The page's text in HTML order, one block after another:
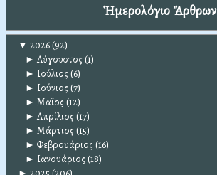
Ἡμερολόγιο Ἄρθρων
▼ 2026(92)
► Αύγουστος (1)
► Ιούλιος (6)
► Ιούνιος (7)
► Μαϊος (12)
► Απρίλιος (17)
► Μάρτιος (15)
► Φεβρουάριος (16)
► Ιανουάριος (18)